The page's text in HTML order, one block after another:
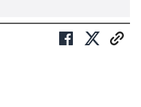
finns några som